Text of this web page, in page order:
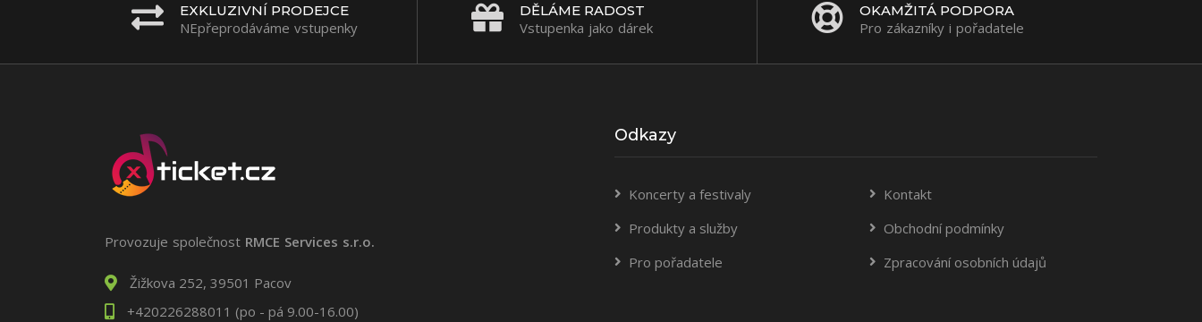
EXKLUZIVNÍ PRODEJCE
NEpřeprodáváme vstupenky
DĚLÁME RADOST
Vstupenka jako dárek
OKAMŽITÁ PODPORA
Pro zákazníky i pořadatele
Provozuje společnost RMCE Services s.r.o.
Žižkova 252, 39501 Pacov
+420226288011 (po - pá 9.00-16.00)
Odkazy
Koncerty a festivaly
Produkty a služby
Pro pořadatele
Kontakt
Obchodní podmínky
Zpracování osobních údajů